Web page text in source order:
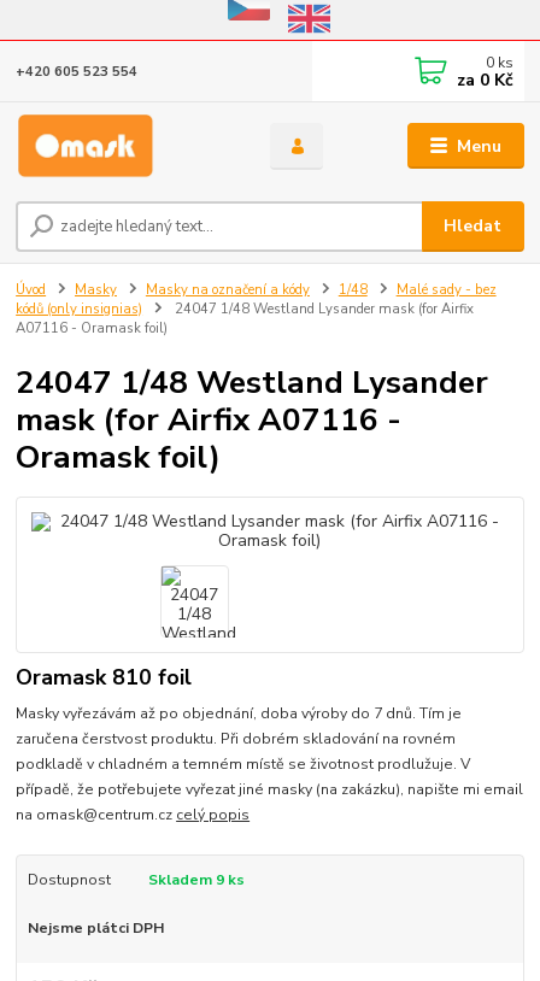
Eshop v provozu do 31.10.2026
Menu
Hledat
+420 605 523 554 0 ks
za 0 Kč
Úvod Masky Masky na označení a kódy 1/48
Malé sady - bez
kódů (only insignias)
24047 1/48 Westland Lysander mask (for Airfix
A07116 - Oramask foil)
24047 1/48 Westland Lysander
mask (for Airfix A07116 -
Oramask foil)
Oramask 810 foil
Masky vyřezávám až po objednání, doba výroby do 7 dnů. Tím je
zaručena čerstvost produktu. Při dobrém skladování na rovném
podkladě v chladném a temném místě se životnost prodlužuje. V
případě, že potřebujete vyřezat jiné masky (na zakázku), napište mi email
na omask@centrum.cz celý popis
Dostupnost Skladem 9 ks
Nejsme plátci DPH